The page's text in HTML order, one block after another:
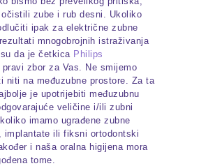
zube i rub desni. Ukoliko
ipak za električne zubne
mnogobrojnih istraživanja
da je četkica Philips
pravi zbor za Vas. Ne smijemo
niti na međuzubne prostore. Za ta
je upotrijebiti međuzubnu
veličine i/ili zubni
imamo ugrađene zubne
implantate ili fiksni ortodontski
i naša oralna higijena mora
tome.